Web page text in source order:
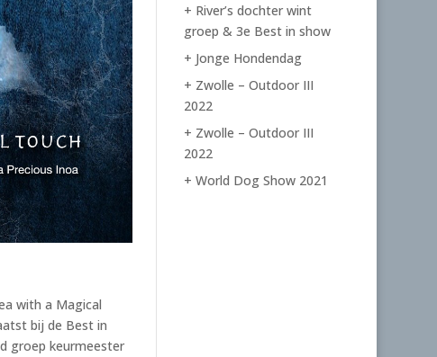
with a Magical
bij de Best in
groep keurmeester
+ River’s dochter wint
groep & 3e Best in show
+ Jonge Hondendag
+ Zwolle – Outdoor III
2022
+ Zwolle – Outdoor III
2022
+ World Dog Show 2021